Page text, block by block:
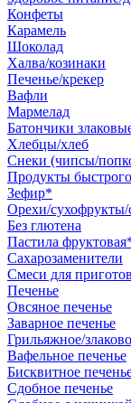
Конфеты
Карамель
Шоколад
Халва/козинаки
Печенье/крекер
Вафли
Мармелад
Батончики
Хлебцы/хлеб
Снеки (чипсы/
Продукты
Зефир*
Орехи/сухофрукты/
Без глютена
Пастила
Сахарозаменители
Смеси для
Печенье
Овсяное печенье
Заварное печенье
Грильяжное/
Вафельное печенье
Бисквитное
Сдобное печенье